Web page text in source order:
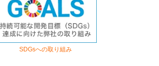
SDGsへの取り組み